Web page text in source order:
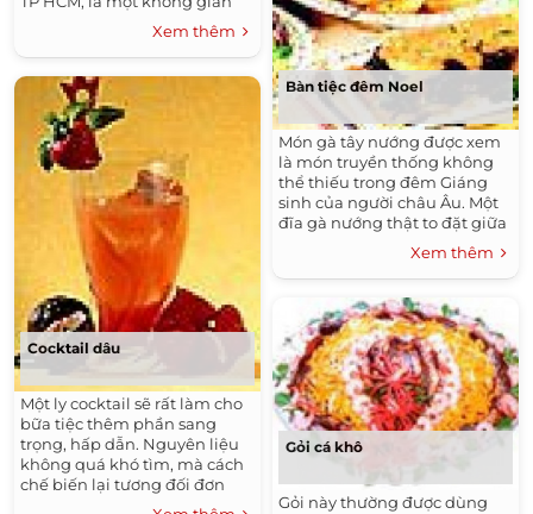
với phần lớn được rập khuôn
không gian của những căn
nhà phố cổ bình dị ở Hội An.
Từ cách bài trí, màu tường vôi
loang lỗ, mái ngói âm dương
cho đến cả những món ăn.
Xem thêm
Cocktail dâu
Một ly cocktail sẽ rất làm cho
bữa tiệc thêm phần sang
trọng, hấp dẫn. Nguyên liệu
không quá khó tìm, mà cách
chế biến lại tương đối đơn
Bàn tiệc đêm Noel
Món gà tây nướng được xem
là món truyền thống không
thể thiếu trong đêm Giáng
sinh của người châu Âu. Một
đĩa gà nướng thật to đặt giữa
bàn tiệc, gia đình và bạn bè
ngồi quanh, cùng chúc mừng
nhau, cùng nâng ly vang đỏ.
Xem thêm
Gỏi cá khô
Gỏi này thường được dùng